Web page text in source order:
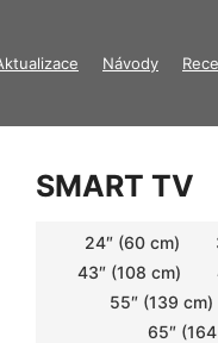
obsah
Návody
SMART TV
24″ (60 cm)
43″ (108 cm)
55″ (139 cm)
65″